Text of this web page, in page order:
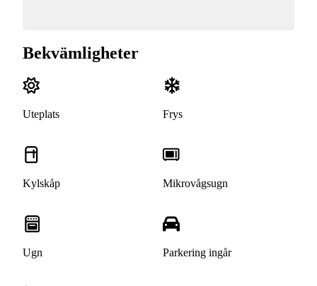
Bekvämligheter
Uteplats Frys
Kylskåp Mikrovågsugn
Ugn Parkering ingår